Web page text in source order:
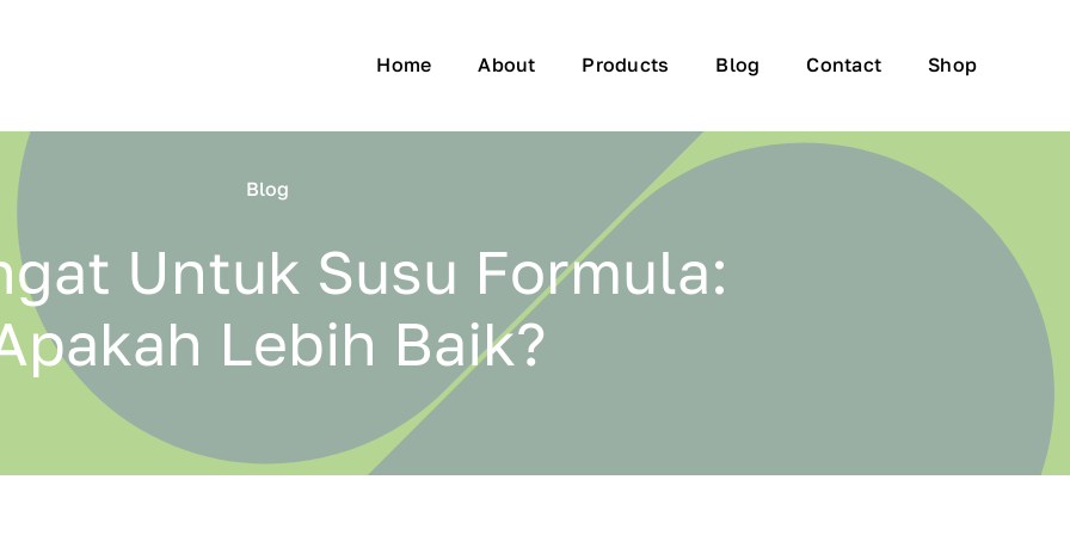
Home About Products Blog Contact Shop
Blog
Untuk Susu Formula:
Lebih Baik?